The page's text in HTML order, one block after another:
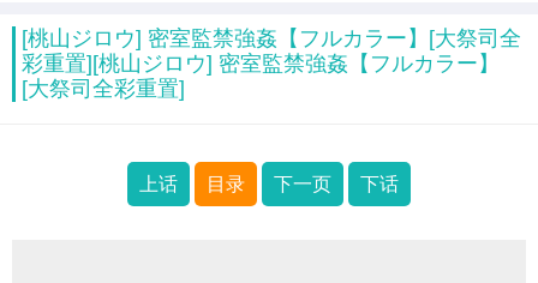
[桃山ジロウ] 密室監禁強姦【フルカラー】[大祭司全
彩重置][桃山ジロウ] 密室監禁強姦【フルカラー】
[大祭司全彩重置]
上话 目录 下一页 下话